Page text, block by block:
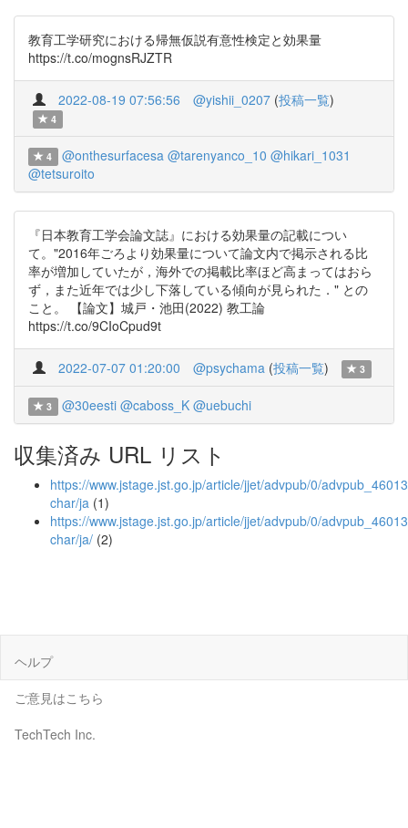
教育工学研究における帰無仮説有意性検定と効果量
https://t.co/mognsRJZTR
2022-08-19 07:56:56 @yishii_0207 (投稿一覧)
4
4 @onthesurfacesa @tarenyanco_10 @hikari_1031
@tetsuroito
『日本教育工学会論文誌』における効果量の記載につい
て。"2016年ごろより効果量について論文内で掲示される比
率が増加していたが，海外での掲載比率ほど高まってはおら
ず，また近年では少し下落している傾向が見られた．" との
こと。 【論文】城戸・池田(2022) 教工論
https://t.co/9CIoCpud9t
2022-07-07 01:20:00 @psychama (投稿一覧) 3
3 @30eesti @caboss_K @uebuchi
収集済み URL リスト
https://www.jstage.jst.go.jp/article/jjet/advpub/0/
char/ja (1)
https://www.jstage.jst.go.jp/article/jjet/advpub/0/
char/ja/ (2)
ヘルプ
ご意見はこちら
TechTech Inc.